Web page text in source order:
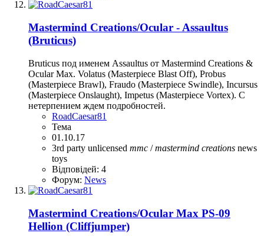
Mastermind Creations/Ocular - Assaultus
(Bruticus)
Bruticus под именем Assaultus от Mastermind Creations &
Ocular Max. Volatus (Masterpiece Blast Off), Probus
(Masterpiece Brawl), Fraudo (Masterpiece Swindle), Incursus
(Masterpiece Onslaught), Impetus (Masterpiece Vortex). С
нетерпением ждем подробностей.
RoadCaesar81
Тема
01.10.17
3rd party unlicensed mmc /mastermind creations news
toys
Відповідей: 4
Форум: News
Mastermind Creations/Ocular Max PS-09
Hellion (Cliffjumper)